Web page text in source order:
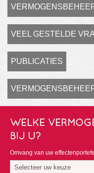
VEEL GESTELDE
PUBLICATIES
WELKE
BIJ U?
Omvang van uw
Selecteer uw keuze